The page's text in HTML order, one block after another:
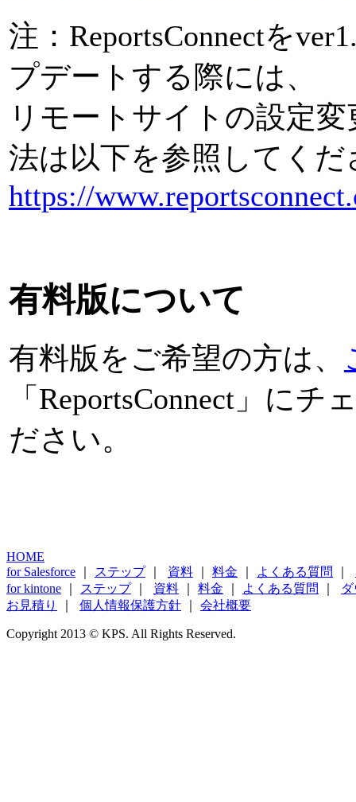
注：ReportsConnectを
プデートする際には、
リモートサイトの設定
法は以下を参照してくだ
https://
有料版について
有料版をご希望の方は、
「ReportsConnect」に
ださい。
HOME
for Salesforce
ステップ｜ 資料 料金 よくある質問
for kintone
ステップ｜ 資料 料金 よくある質問
お見積り
個人情報保護方針 会社概要
Copyright 2013 © KPS. All Rights Reserved.